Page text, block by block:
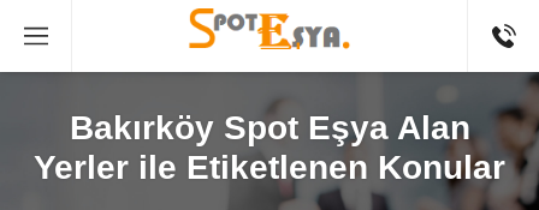
Bakırköy Spot Eşya Alan
Yerler ile Etiketlenen Konular